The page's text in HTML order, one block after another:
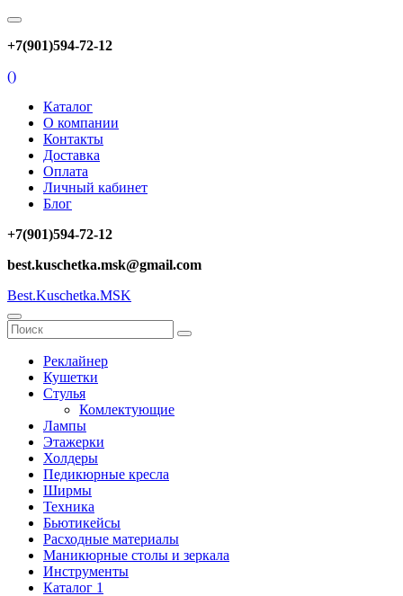
+7(901)594-72-12
()
Каталог
О компании
Контакты
Доставка
Оплата
Личный кабинет
Блог
+7(901)594-72-12
best.kuschetka.msk@gmail.com
Best.Kuschetka.MSK
Реклайнер
Кушетки
Стулья
Комлектующие
Лампы
Этажерки
Холдеры
Педикюрные кресла
Ширмы
Техника
Бьютикейсы
Расходные материалы
Маникюрные столы и зеркала
Инструменты
Каталог 1